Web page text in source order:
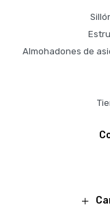
Almohadones de